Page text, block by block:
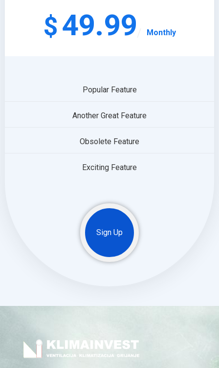
$49.99 Monthly
Popular Feature
Another Great Feature
Obsolete Feature
Exciting Feature
Sign Up